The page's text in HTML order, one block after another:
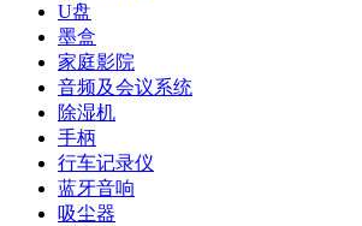
U盘
墨盒
家庭影院
音频及会议系统
除湿机
手柄
行车记录仪
蓝牙音响
吸尘器